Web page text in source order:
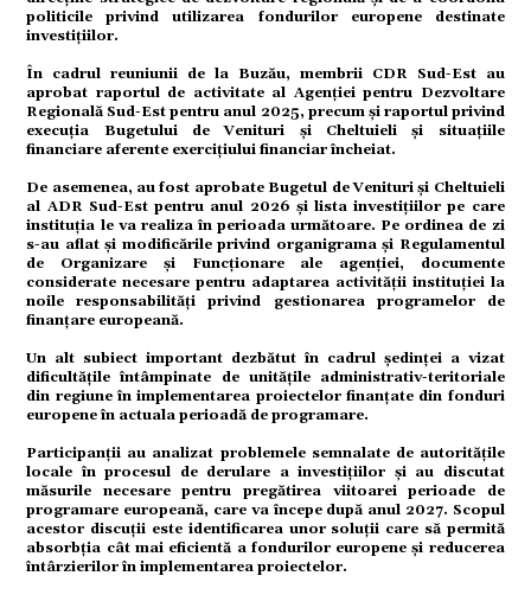
politicile privind utilizarea fondurilor europene destinate
investițiilor.
În cadrul reuniunii de la Buzău, membrii CDR Sud-Est au
aprobat raportul de activitate al Agenției pentru Dezvoltare
Regională Sud-Est pentru anul 2025, precum și raportul privind
execuția Bugetului de Venituri și Cheltuieli și situațiile
financiare aferente exercițiului financiar încheiat.
De asemenea, au fost aprobate Bugetul de Venituri și Cheltuieli
al ADR Sud-Est pentru anul 2026 și lista investițiilor pe care
instituția le va realiza în perioada următoare. Pe ordinea de zi
s-au aflat și modificările privind organigrama și Regulamentul
de Organizare și Funcționare ale agenției, documente
considerate necesare pentru adaptarea activității instituției la
noile responsabilități privind gestionarea programelor de
finanțare europeană.
Un alt subiect important dezbătut în cadrul ședinței a vizat
dificultățile întâmpinate de unitățile administrativ-teritoriale
din regiune în implementarea proiectelor finanțate din fonduri
europene în actuala perioadă de programare.
Participanții au analizat problemele semnalate de autoritățile
locale în procesul de derulare a investițiilor și au discutat
măsurile necesare pentru pregătirea viitoarei perioade de
programare europeană, care va începe după anul 2027. Scopul
acestor discuții este identificarea unor soluții care să permită
absorbția cât mai eficientă a fondurilor europene și reducerea
întârzierilor în implementarea proiectelor.